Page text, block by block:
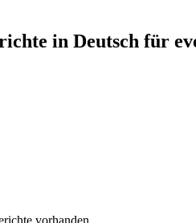
in Deutsch für
vorhanden.